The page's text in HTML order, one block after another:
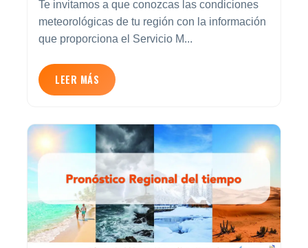
Te invitamos a que conozcas las condiciones
meteorológicas de tu región con la información
que proporciona el Servicio M...
LEER MÁS